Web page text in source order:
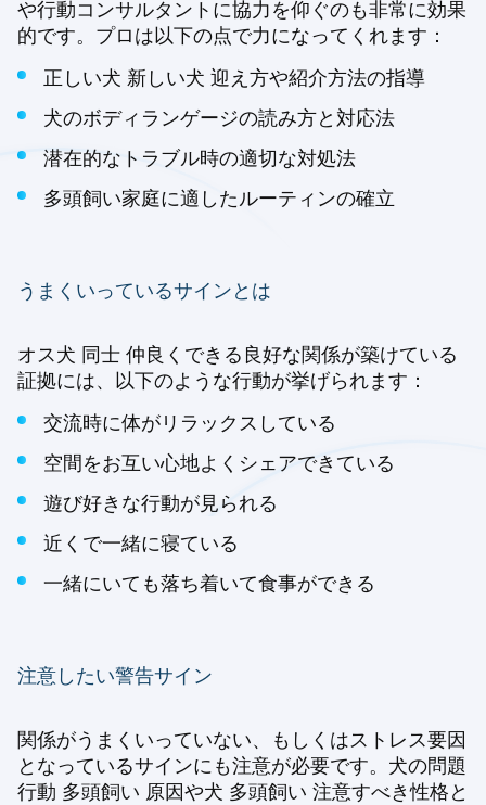
や行動コンサルタントに協力を仰ぐのも非常に効果
的です。プロは以下の点で力になってくれます：
正しい犬 新しい犬 迎え方や紹介方法の指導
犬のボディランゲージの読み方と対応法
潜在的なトラブル時の適切な対処法
多頭飼い家庭に適したルーティンの確立
うまくいっているサインとは
オス犬 同士 仲良くできる良好な関係が築けている
証拠には、以下のような行動が挙げられます：
交流時に体がリラックスしている
空間をお互い心地よくシェアできている
遊び好きな行動が見られる
近くで一緒に寝ている
一緒にいても落ち着いて食事ができる
注意したい警告サイン
関係がうまくいっていない、もしくはストレス要因
となっているサインにも注意が必要です。犬の問題
行動 多頭飼い 原因や犬 多頭飼い 注意すべき性格と